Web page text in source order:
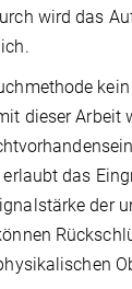
wird das
dieser Arbeit
das
der